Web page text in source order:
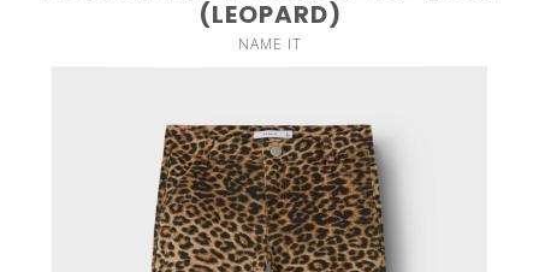
(LEOPARD)
NAME IT